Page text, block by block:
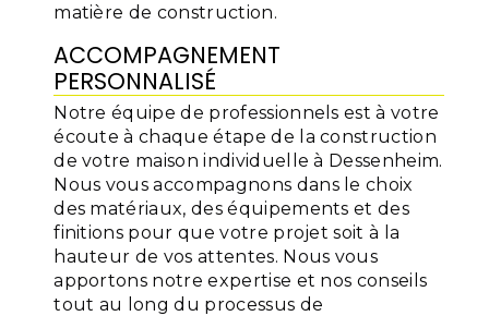
matière de construction.
ACCOMPAGNEMENT
PERSONNALISÉ
Notre équipe de professionnels est à votre
écoute à chaque étape de la construction
de votre maison individuelle à Dessenheim.
Nous vous accompagnons dans le choix
des matériaux, des équipements et des
finitions pour que votre projet soit à la
hauteur de vos attentes. Nous vous
apportons notre expertise et nos conseils
tout au long du processus de